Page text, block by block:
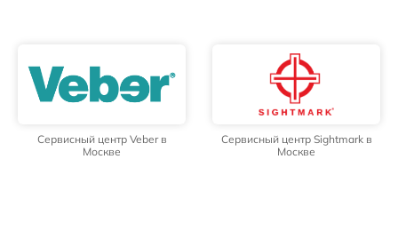
Сервисный центр Veber в
Москве
Сервисный центр Sightmark в
Москве